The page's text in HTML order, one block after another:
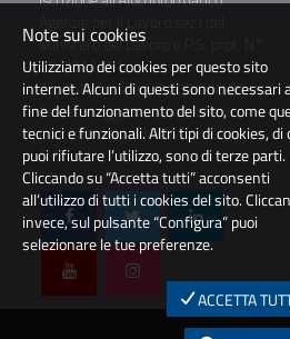
Ministero del Lavoro e P.S. prot. N°
39/0011781
Capitale Sociale € 2.000.000,00 I.V.
Società soggetta a direzione e
coordinamento di BM Consulting
S.r.l.
Note sui cookies
Utilizziamo dei cookies per questo sito
internet. Alcuni di questi sono necessari
fine del funzionamento del sito, come
tecnici e funzionali. Altri tipi di cookies, di
puoi rifiutare l’utilizzo, sono di terze parti.
Cliccando su “Accetta tutti” acconsenti
all’utilizzo di tutti i cookies del sito.
invece, sul pulsante “Configura” puoi
selezionare le tue preferenze.
ACCETTA